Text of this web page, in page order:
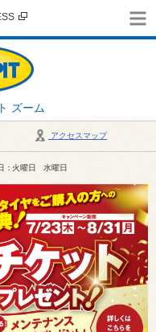
ズーム
アクセスマップ
：火曜日 水曜日